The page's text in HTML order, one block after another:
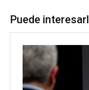
Puede